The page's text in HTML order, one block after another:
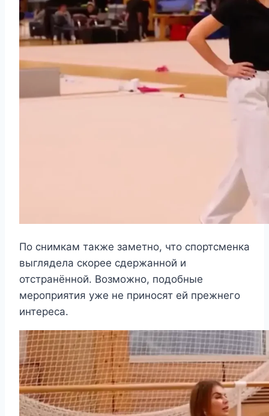
По снимкам также заметно, что спортсменка
выглядела скорее сдержанной и
отстранённой. Возможно, подобные
мероприятия уже не приносят ей прежнего
интереса.